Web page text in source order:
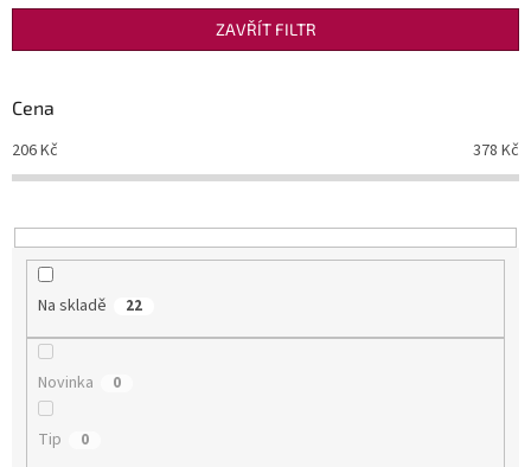
r
d
k
t
ZAVŘÍT FILTR
Cena
206Kč 378 Kč
Na skladě 22
Novinka 0
Tip 0